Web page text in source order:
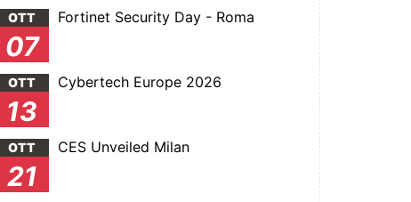
OTT
07
Fortinet Security Day - Roma
OTT
13
Cybertech Europe 2026
OTT
21
CES Unveiled Milan